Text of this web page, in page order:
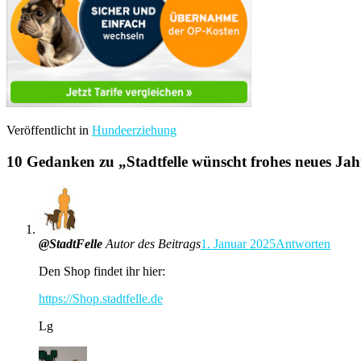
Veröffentlicht in Hundeerziehung
10 Gedanken zu „Stadtfelle wünscht frohes neues
@StadtFelle Autor des Beitrags1. Januar 2025Antworten
Den Shop findet ihr hier:
https://Shop.stadtfelle.de
Lg